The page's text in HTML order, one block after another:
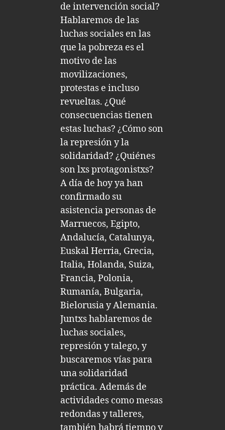
de intervención social?
Hablaremos de las
luchas sociales en las
que la pobreza es el
motivo de las
movilizaciones,
protestas e incluso
revueltas. ¿Qué
consecuencias tienen
estas luchas? ¿Cómo son
la represión y la
solidaridad? ¿Quiénes
son lxs protagonistxs?
A día de hoy ya han
confirmado su
asistencia personas de
Marruecos, Egipto,
Andalucía, Catalunya,
Euskal Herria, Grecia,
Italia, Holanda, Suiza,
Francia, Polonia,
Rumanía, Bulgaria,
Bielorusia y Alemania.
Juntxs hablaremos de
luchas sociales,
represión y talego, y
buscaremos vías para
una solidaridad
práctica. Además de
actividades como mesas
redondas y talleres,
también habrá tiempo y